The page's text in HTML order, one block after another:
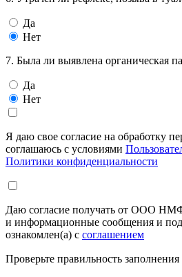
Да
Нет
7. Была ли выявлена органическая
Да
Нет
Я даю свое согласие на обработку
соглашаюсь с условиями
Политики конфиденциальности
Даю согласие получать от ООО
и информационные сообщения и
ознакомлен(а) с соглашением
Проверьте правильность